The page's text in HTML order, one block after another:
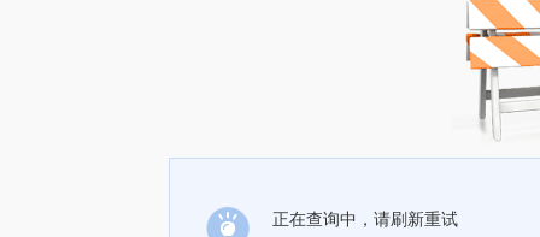
正在查询中，请刷新重试